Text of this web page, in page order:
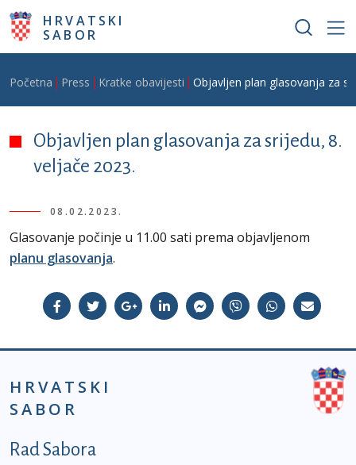
Skoči na glavni sadržaj
HRVATSKI
SABOR
Breadcrumb
Početna Press Kratke obavijesti Objavljen plan glasovanja za
Objavljen plan glasovanja za srijedu, 8.
veljače 2023.
08.02.2023.
Glasovanje počinje u 11.00 sati prema objavljenom
planu glasovanja.
HRVATSKI
SABOR
Podnožje prvi izbornik
Rad Sabora